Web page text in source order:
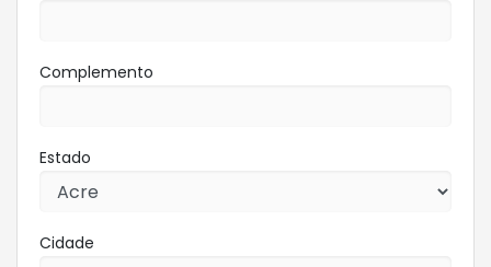
Complemento
Estado
Cidade